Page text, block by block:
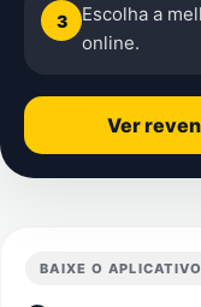
3
Escolha a
online.
Ver
BAIXE O APLICATIVO